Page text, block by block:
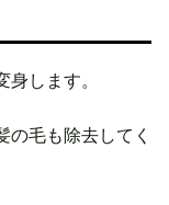
します。
の毛も除去してく